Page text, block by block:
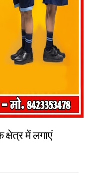
क्षेत्र में लगाएं